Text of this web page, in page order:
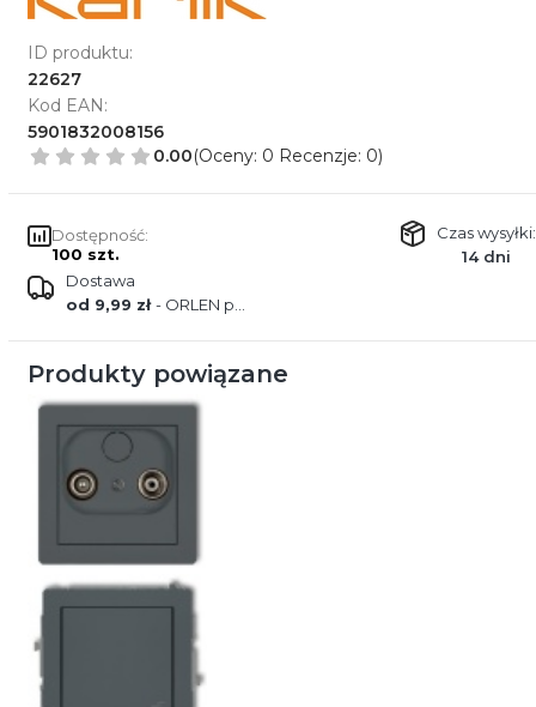
ID produktu:
22627
Kod EAN:
5901832008156
0.00(Oceny: 0 Recenzje: 0)
Dostępność:
100 szt.
Czas wysyłki:
14 dni
Dostawa
od 9,99 zł- ORLEN paczka
Produkty powiązane